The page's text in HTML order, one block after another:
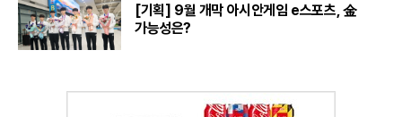
[기획] 9월 개막 아시안게임 e스포츠, 金
가능성은?